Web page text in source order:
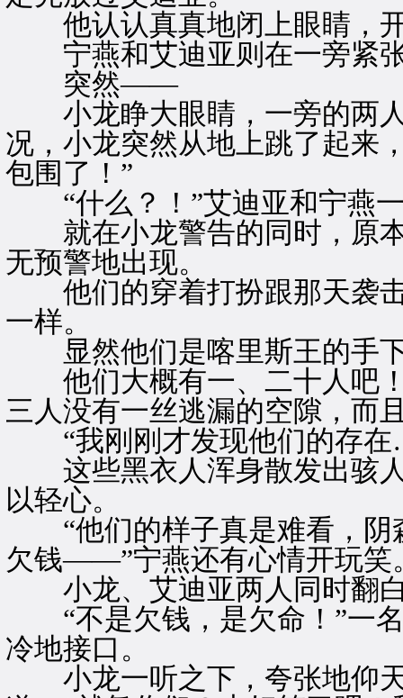
他认认真真地闭上眼睛，
宁燕和艾迪亚则在一旁紧
突然——
小龙睁大眼睛，一旁的两人
况，小龙突然从地上跳了起来
包围了！”
“什么？！”艾迪亚和宁燕
就在小龙警告的同时，原本
无预警地出现。
他们的穿着打扮跟那天袭击
一样。
显然他们是喀里斯王的手
他们大概有一、二十人吧！
三人没有一丝逃漏的空隙，而
“我刚刚才发现他们的存在
这些黑衣人浑身散发出骇人
以轻心。
“他们的样子真是难看，阴
欠钱——”宁燕还有心情开玩笑
小龙、艾迪亚两人同时翻
“不是欠钱，是欠命！”一名
冷地接口。
小龙一听之下，夸张地仰天